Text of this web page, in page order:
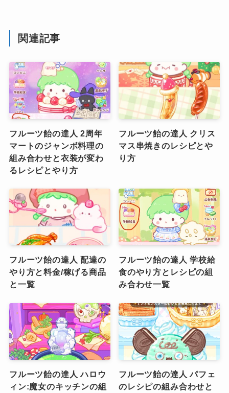
関連記事
フルーツ飴の達人 2周年
マートのジャンボ料理の
組み合わせと衣装が変わ
るレシピとやり方
フルーツ飴の達人 クリス
マス串焼きのレシピとや
り方
フルーツ飴の達人 配達の
やり方と料金/稼げる商品
と一覧
フルーツ飴の達人 学校給
食のやり方とレシピの組
み合わせ一覧
フルーツ飴の達人 ハロウ
ィン:魔女のキッチンの組
フルーツ飴の達人 パフェ
のレシピの組み合わせと